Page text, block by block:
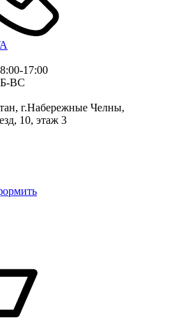
17:00
ВС
г.Набережные Челны,
10, этаж 3